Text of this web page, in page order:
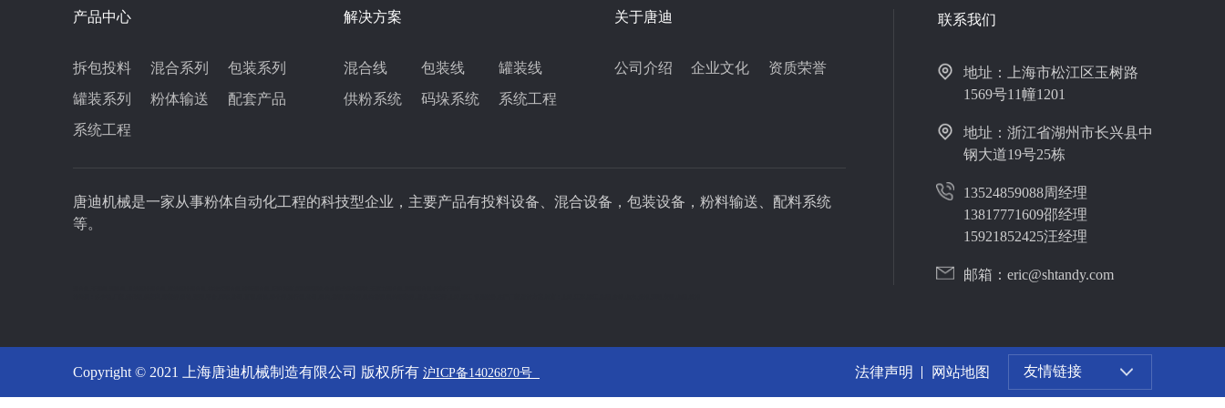
产品中心
拆包投料 混合系列
包装系列
罐装系列
粉体输送
配套产品
系统工程
解决方案
混合线 包装线
罐装线
供粉系统
码垛系统 系统工程
关于唐迪
公司介绍 企业文化 资质荣誉
唐迪机械是一家从事粉体自动化工程的科技型企业，主要产品有投料设备、混合设备，包装设备，粉料输送、配料系统
等。
联系我们
地址：上海市松江区玉树路
1569号11幢1201
地址：浙江省湖州市长兴县中
钢大道19号25栋
13524859088周经理
13817771609邵经理
15921852425汪经理
邮箱：eric@shtandy.com
Copyright © 2021 上海唐迪机械制造有限公司 版权所有 沪ICP备14026870号 法律声明 网站地图 友情链接